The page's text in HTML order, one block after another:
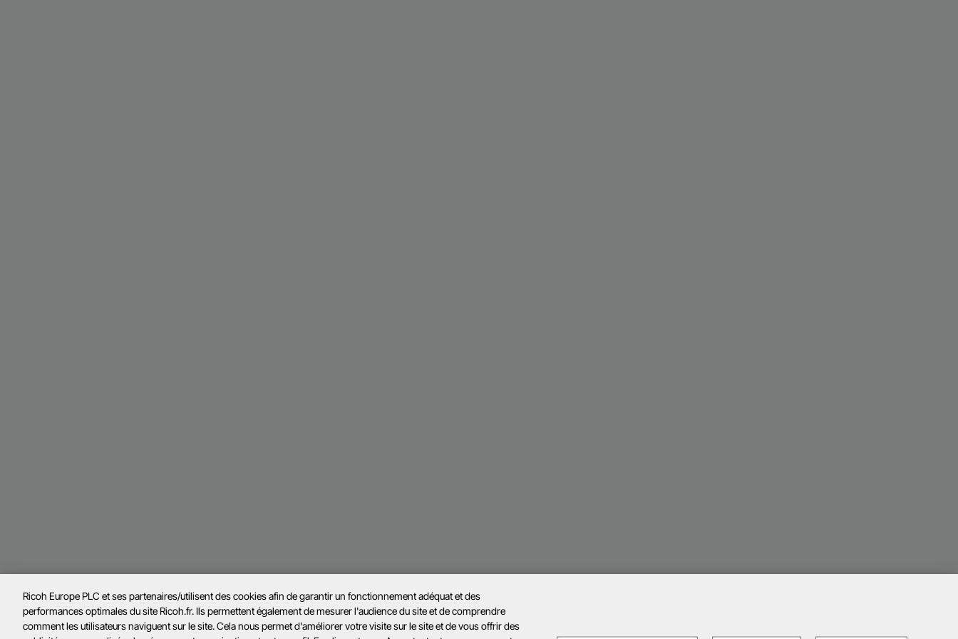
Ricoh Europe PLC et ses partenaires/utilisent des cookies afin de garantir un fonctionnement adéquat et des
performances optimales du site Ricoh.fr. Ils permettent également de mesurer l'audience du site et de comprendre
comment les utilisateurs naviguent sur le site. Cela nous permet d'améliorer votre visite sur le site et de vous offrir des